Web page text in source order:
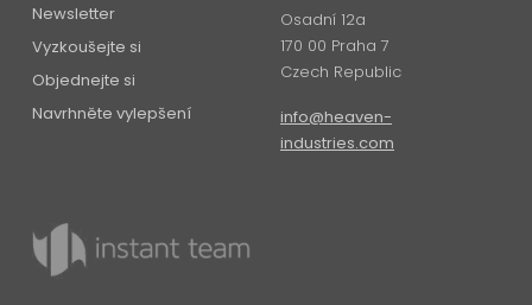
Newsletter
Vyzkoušejte si
Objednejte si
Navrhněte vylepšení
Osadní 12a
170 00 Praha 7
Czech Republic
info@heaven-
industries.com